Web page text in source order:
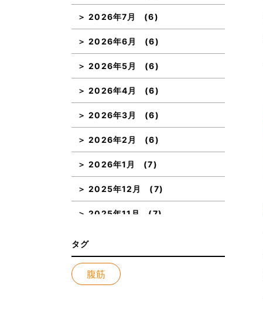
2026年7月 (6)
2026年6月 (6)
2026年5月 (6)
2026年4月 (6)
2026年3月 (6)
2026年2月 (6)
2026年1月 (7)
2025年12月 (7)
2025年11月 (7)
2025年9月
2025年8月
タグ
腹筋